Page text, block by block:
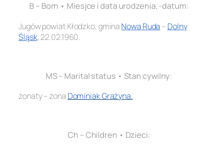
B – Born • Miesjce i data urodzenia, -datum:
Jugów powiat Kłodzko, gmina Nowa Ruda – Dolny
Śląsk, 22.02.1960.
MS – Marital status • Stan cywilny:
żonaty – żona Dominiak Grażyna.
Ch – Children • Dzieci: